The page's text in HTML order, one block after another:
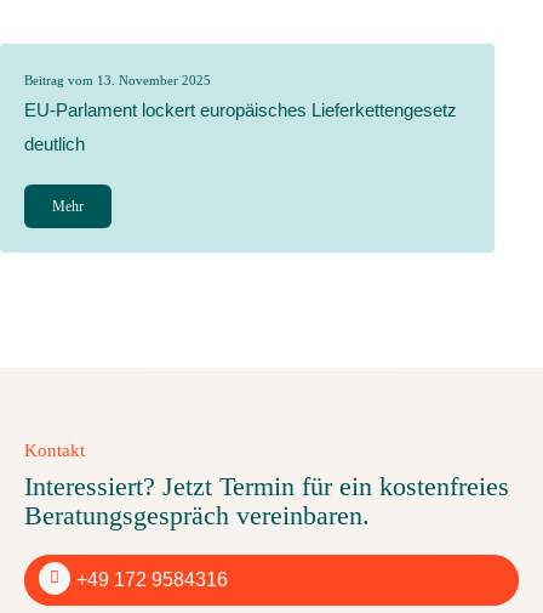
Beitrag vom 13. November 2025
EU-Parlament lockert europäisches Lieferkettengesetz
deutlich
Mehr
Kontakt
Interessiert? Jetzt Termin für ein kostenfreies
Beratungsgespräch vereinbaren.
+49 172 9584316